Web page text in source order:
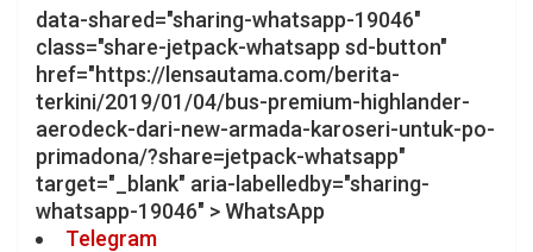
data-shared="sharing-whatsapp-19046"
class="share-jetpack-whatsapp sd-button"
href="https://lensautama.com/berita-
terkini/2019/01/04/bus-premium-highlander-
aerodeck-dari-new-armada-karoseri-untuk-po-
primadona/?share=jetpack-whatsapp"
target="_blank" aria-labelledby="sharing-
whatsapp-19046" >WhatsApp
Telegram